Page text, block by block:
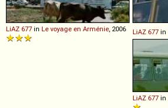
LiAZ 677 in Le voyage en Arménie , 2006 LiAZ 677 in
LiAZ 677 in